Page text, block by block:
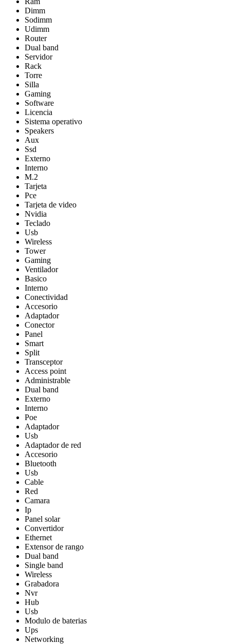
Dimm
Sodimm
Udimm
Router
Dual band
Servidor
Rack
Torre
Silla
Gaming
Software
Licencia
Sistema operativo
Speakers
Aux
Ssd
Externo
Interno
M.2
Tarjeta
Pce
Tarjeta de video
Nvidia
Teclado
Usb
Wireless
Tower
Gaming
Ventilador
Basico
Interno
Conectividad
Accesorio
Adaptador
Conector
Panel
Smart
Split
Transceptor
Access point
Administrable
Dual band
Externo
Interno
Poe
Adaptador
Usb
Adaptador de red
Accesorio
Bluetooth
Usb
Cable
Red
Camara
Ip
Panel solar
Convertidor
Ethernet
Extensor de rango
Dual band
Single band
Wireless
Grabadora
Nvr
Hub
Usb
Modulo de baterias
Ups
Networking